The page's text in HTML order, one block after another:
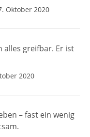
Oktober 2020
alles greifbar. Er ist
2020
– fast ein wenig